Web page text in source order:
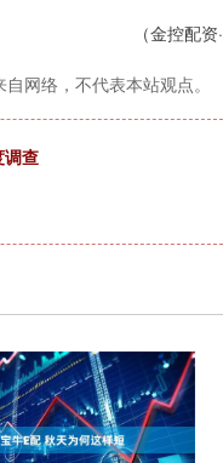
（金控配资·
网络，不代表本站观点。
查